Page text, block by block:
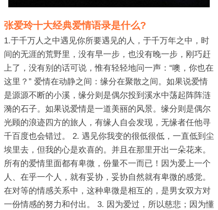
张爱玲十大经典爱情语录是什么?
1.于千万人之中遇见你所要遇见的人，于千万年之中，时
间的无涯的荒野里，没有早一步，也没有晚一步，刚巧赶
上了，没有别的话可说，惟有轻轻地问一声：“噢，你也在
这里？” 爱情在动静之间：缘分在聚散之间。如果说爱情
是源源不断的小溪，缘分则是偶尔投到溪水中荡起阵阵涟
漪的石子。如果说爱情是一道美丽的风景。缘分则是偶尔
光顾的浪迹四方的旅人，有缘人自会发现，无缘者任他寻
千百度也会错过。 2. 遇见你我变的很低很低，一直低到尘
埃里去，但我的心是欢喜的。并且在那里开出一朵花来。
所有的爱情里面都有卑微，份量不一而已！因为爱上一个
人、在乎一个人，就有妥协，妥协自然就有卑微的感觉。
在对等的情感关系中，这种卑微是相互的，是男女双方对
一份情感的努力和付出。 3. 因为爱过，所以慈悲；因为懂